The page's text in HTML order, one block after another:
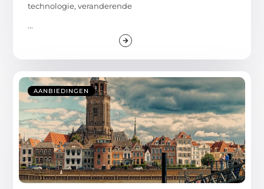
technologie, veranderende
...
AANBIEDINGEN